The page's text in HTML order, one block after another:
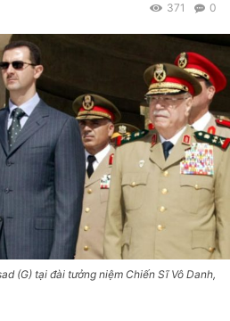
0
371
(G) tại đài tưởng niệm Chiến Sĩ Vô Danh,